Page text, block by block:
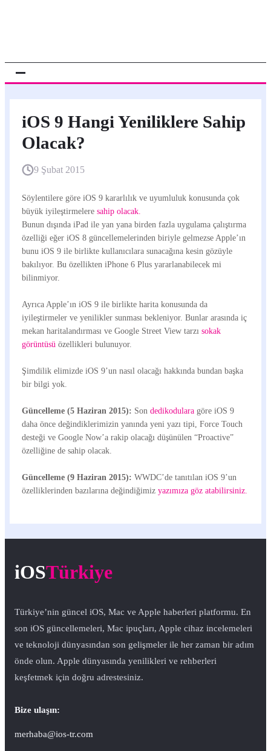
iOS 9 Hangi Yeniliklere Sahip
Olacak?
9 Şubat 2015
Söylentilere göre iOS 9 kararlılık ve uyumluluk konusunda çok
büyük iyileştirmelere sahip olacak.
Bunun dışında iPad ile yan yana birden fazla uygulama çalıştırma
özelliği eğer iOS 8 güncellemelerinden biriyle gelmezse Apple’ın
bunu iOS 9 ile birlikte kullanıcılara sunacağına kesin gözüyle
bakılıyor. Bu özellikten iPhone 6 Plus yararlanabilecek mi
bilinmiyor.
Ayrıca Apple’ın iOS 9 ile birlikte harita konusunda da
iyileştirmeler ve yenilikler sunması bekleniyor. Bunlar arasında iç
mekan haritalandırması ve Google Street View tarzı sokak
görüntüsü özellikleri bulunuyor.
Şimdilik elimizde iOS 9’un nasıl olacağı hakkında bundan başka
bir bilgi yok.
Güncelleme (5 Haziran 2015): Son dedikodulara göre iOS 9
daha önce değindiklerimizin yanında yeni yazı tipi, Force Touch
desteği ve Google Now’a rakip olacağı düşünülen “Proactive”
özelliğine de sahip olacak.
Güncelleme (9 Haziran 2015): WWDC’de tanıtılan iOS 9’un
özelliklerinden bazılarına değindiğimiz yazımıza göz atabilirsiniz.
iOSTürkiye
Türkiye’nin güncel iOS, Mac ve Apple haberleri platformu. En
son iOS güncellemeleri, Mac ipuçları, Apple cihaz incelemeleri
ve teknoloji dünyasından son gelişmeler ile her zaman bir adım
önde olun. Apple dünyasında yenilikleri ve rehberleri
keşfetmek için doğru adrestesiniz.
Bize ulaşın:
merhaba@ios-tr.com